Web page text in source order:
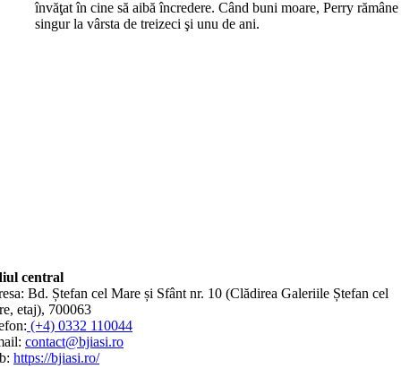
învăţat în cine să aibă încredere. Când buni moare, Perry rămâne
singur la vârsta de treizeci şi unu de ani.
central
Bd. Ștefan cel Mare și Sfânt nr. 10 (Clădirea Galeriile Ștefan cel
etaj), 700063
(+4) 0332 110044
contact@bjiasi.ro
https://bjiasi.ro/